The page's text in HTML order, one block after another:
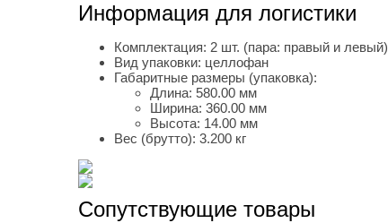
Информация для логистики
Комплектация: 2 шт. (пара: правый и левый)
Вид упаковки: целлофан
Габаритные размеры (упаковка):
Длина: 580.00 мм
Ширина: 360.00 мм
Высота: 14.00 мм
Вес (брутто): 3.200 кг
Сопутствующие товары